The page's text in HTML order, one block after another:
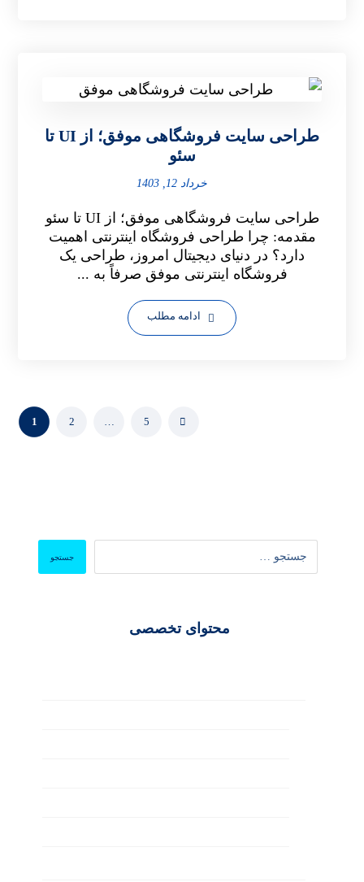
طراحی سایت فروشگاهی موفق؛ از UI تا
سئو
خرداد 12, 1403
طراحی سایت فروشگاهی موفق؛ از UI تا سئو
مقدمه: چرا طراحی فروشگاه اینترنتی اهمیت
دارد؟ در دنیای دیجیتال امروز، طراحی یک
فروشگاه اینترنتی موفق صرفاً به ...
ادامه مطلب
1 2 5
محتوای تخصصی